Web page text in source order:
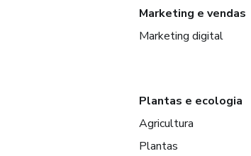
Marketing e vendas
Marketing digital
Plantas e ecologia
Agricultura
Plantas